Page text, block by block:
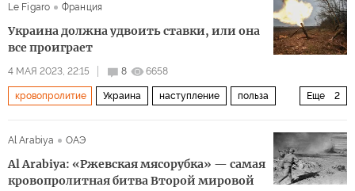
Le Figaro Франция
Украина должна удвоить ставки, или она
все проиграет
4 МАЯ 2023, 22:15 8 6658
Еще 2
кровопролитие Украина наступление польза
Al Arabiya
ОАЭ
Al Arabiya: «Ржевская мясорубка» — самая
кровопролитная битва Второй мировой